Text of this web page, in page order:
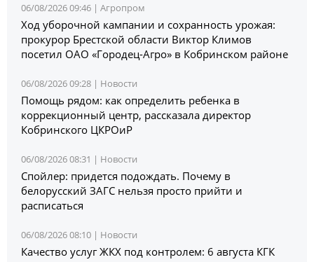
06/08/2026 09:46 | Агропром
Ход уборочной кампании и сохранность урожая:
прокурор Брестской области Виктор Климов
посетил ОАО «Городец-Агро» в Кобринском районе
06/08/2026 09:28 | Новости
Помощь рядом: как определить ребенка в
коррекционный центр, рассказала директор
Кобринского ЦКРОиР
06/08/2026 08:31 | Новости
Спойлер: придется подождать. Почему в
белорусский ЗАГС нельзя просто прийти и
расписаться
06/08/2026 08:10 | Новости
Качество услуг ЖКХ под контролем: 6 августа КГК